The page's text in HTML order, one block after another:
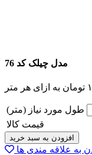
مدل چیلک کد 76
تومان به ازای هر متر
طول مورد نیاز (متر)
قیمت کالا
افزودن به سبد خرید
به علاقه مندی ها